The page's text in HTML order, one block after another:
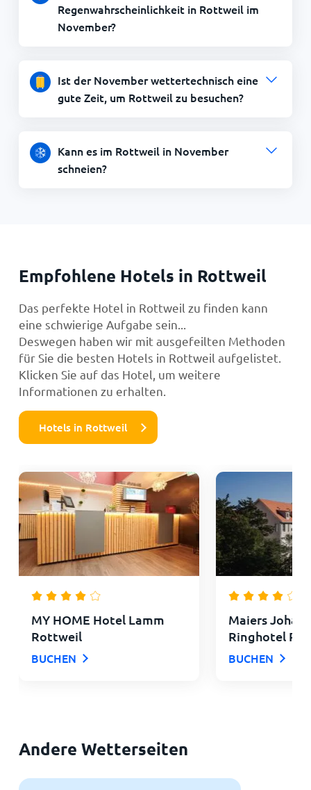
Regenwahrscheinlichkeit in Rottweil im
November?
Ist der November wettertechnisch eine
gute Zeit, um Rottweil zu besuchen?
Kann es im Rottweil in November
schneien?
Empfohlene Hotels in Rottweil
Das perfekte Hotel in Rottweil zu finden kann
eine schwierige Aufgabe sein...
Deswegen haben wir mit ausgefeilten Methoden
für Sie die besten Hotels in Rottweil aufgelistet.
Klicken Sie auf das Hotel, um weitere
Informationen zu erhalten.
Hotels in Rottweil
MY HOME Hotel Lamm
Rottweil
BUCHEN
Maiers
Ringhotel
BUCHEN
Andere Wetterseiten